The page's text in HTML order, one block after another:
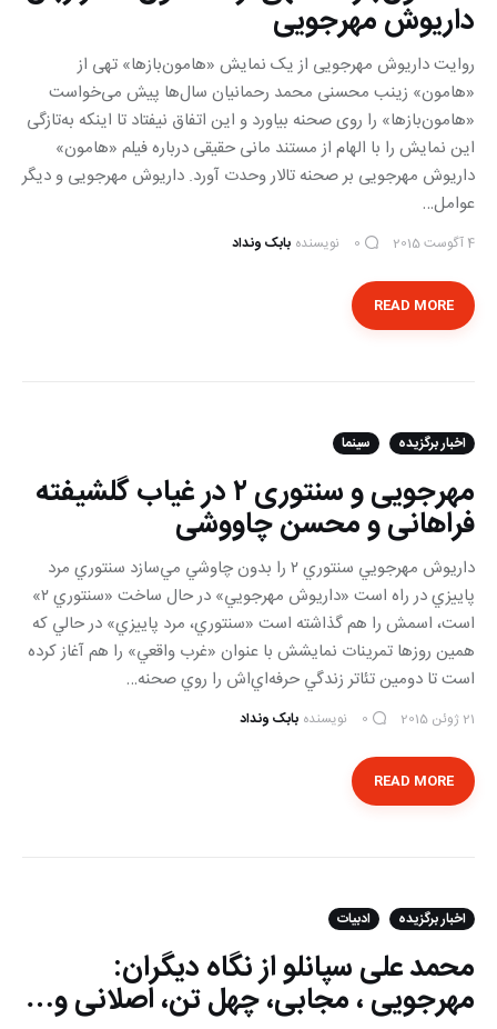
داریوش مهرجویی
روایت داریوش مهرجویی از یک نمایش «هامون‌بازها» تهی از
«هامون» زینب محسنی محمد رحمانیان سال‌ها پیش می‌خواست
«هامون‌بازها» را روی صحنه بیاورد و این اتفاق نیفتاد تا اینکه به‌تازگی
این نمایش را با الهام از مستند مانی حقیقی درباره فیلم «هامون»
داریوش مهرجویی بر صحنه تالار وحدت آورد. داریوش مهرجویی و دیگر
عوامل…
4 آگوست 2015 0 نویسنده بابک ونداد
READ MORE
اخبار برگزیده سینما
مهرجویی و سنتوری ۲ در غیاب گلشیفته
فراهانی و محسن چاووشی
داريوش مهرجويي سنتوري ٢ را بدون چاوشي مي‌سازد سنتوري مرد
پاييزي در راه است «داريوش مهرجويي» در حال ساخت «سنتوري ٢»
است، اسمش را هم گذاشته است «سنتوري، مرد پاييزي» در حالي كه
همين روزها تمرينات نمايشش با عنوان «غرب واقعي» را هم آغاز كرده
است تا دومين تئاتر زندگي‌ حرفه‌اي‌اش را روي صحنه…
21 ژوئن 2015 0 نویسنده بابک ونداد
READ MORE
اخبار برگزیده ادبیات
محمد علی سپانلو از نگاه دیگران:
مهرجویی ، مجابی، چهل تن، اصلانی و…